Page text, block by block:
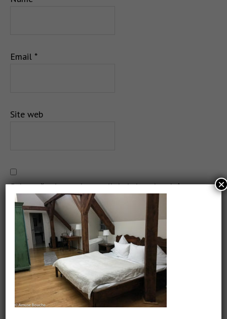
Email *
Site web
Salvează-mi numele, emailul și site-ul web în acest
navigator pentru data viitoare când o să comentez.
CAUTARE
×